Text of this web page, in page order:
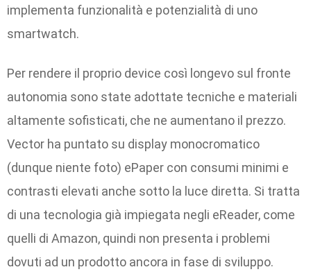
implementa funzionalità e potenzialità di uno
smartwatch.
Per rendere il proprio device così longevo sul fronte
autonomia sono state adottate tecniche e materiali
altamente sofisticati, che ne aumentano il prezzo.
Vector ha puntato su display monocromatico
(dunque niente foto) ePaper con consumi minimi e
contrasti elevati anche sotto la luce diretta. Si tratta
di una tecnologia già impiegata negli eReader, come
quelli di Amazon, quindi non presenta i problemi
dovuti ad un prodotto ancora in fase di sviluppo.